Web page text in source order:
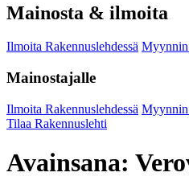
Mainosta & ilmoita
Ilmoita Rakennuslehdessä Myynnin
Mainostajalle
Ilmoita Rakennuslehdessä Myynnin
Tilaa Rakennuslehti
Avainsana: